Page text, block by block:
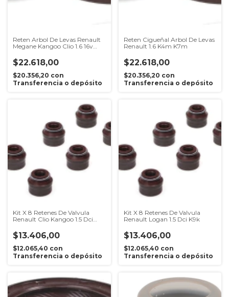
Reten Arbol De Levas Renault
Megane Kangoo Clio 1.6 16v
$22.618,00
$20.356,20 con
Transferencia o depósito
Reten Cigueñal Arbol De Levas
Renault 1.6 K4m K7m
$22.618,00
$20.356,20 con
Transferencia o depósito
Kit X 8 Retenes De Valvula
Renault Clio Kangoo 1.5 Dci
$13.406,00
$12.065,40 con
Transferencia o depósito
Kit X 8 Retenes De Valvula
Renault Logan 1.5 Dci K9k
$13.406,00
$12.065,40 con
Transferencia o depósito